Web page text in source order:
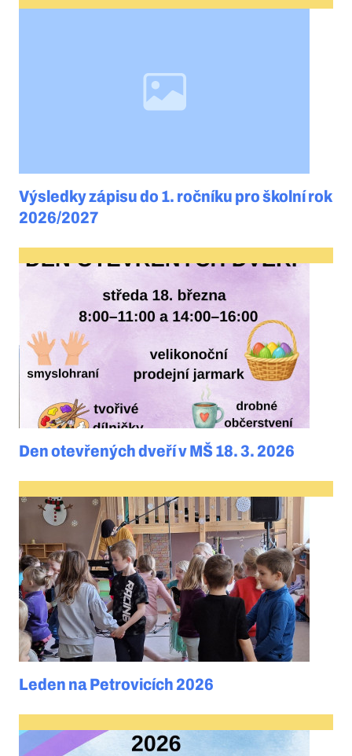
Výsledky zápisu do 1. ročníku pro školní rok
2026/2027
Den otevřených dveří v MŠ 18. 3. 2026
Leden na Petrovicích 2026